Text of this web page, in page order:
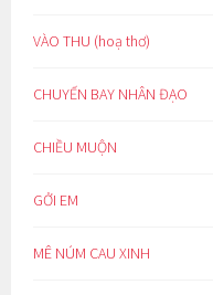
VÀO THU (hoạ thơ)
CHUYẾN BAY NHÂN ĐẠO
CHIỀU MUỘN
GỞI EM
MÊ NÚM CAU XINH